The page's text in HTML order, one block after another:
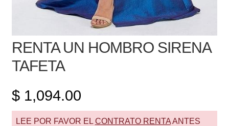
RENTA UN HOMBRO SIRENA
TAFETA
$1,094.00
LEE POR FAVOR EL CONTRATO RENTAANTES